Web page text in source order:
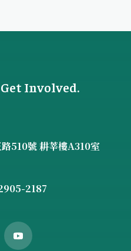
Involved.
510號 耕莘樓A310室
2187